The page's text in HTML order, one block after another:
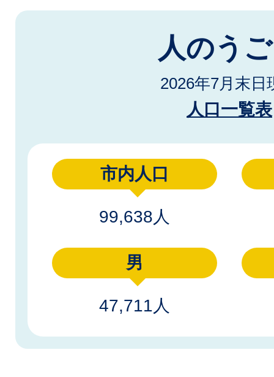
人のう
2026年7月末日
人口一覧表
市内人口
99,638人
男
47,711人